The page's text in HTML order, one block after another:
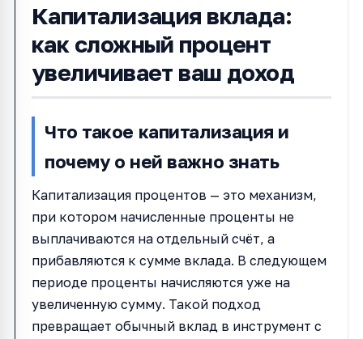
Капитализация вклада:
как сложный процент
увеличивает ваш доход
Что такое капитализация и
почему о ней важно знать
Капитализация процентов — это механизм,
при котором начисленные проценты не
выплачиваются на отдельный счёт, а
прибавляются к сумме вклада. В следующем
периоде проценты начисляются уже на
увеличенную сумму. Такой подход
превращает обычный вклад в инструмент с